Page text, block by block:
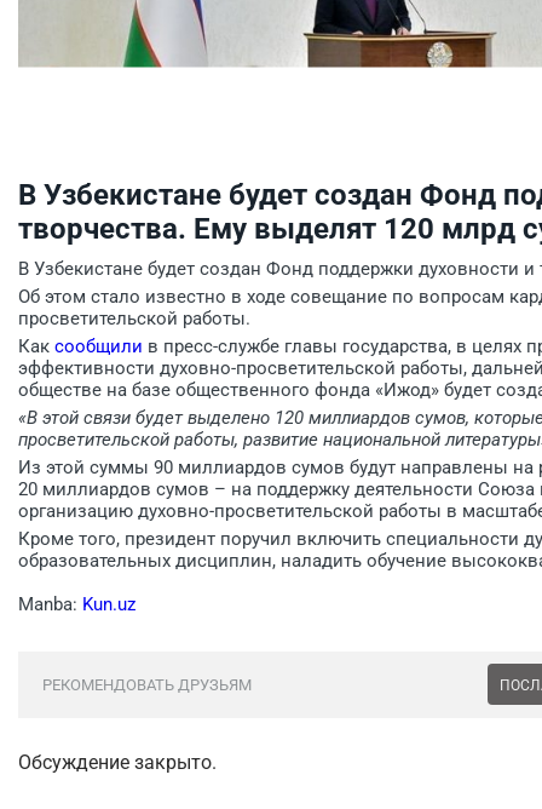
В Узбекистане будет создан Фонд
творчества. Ему выделят 120 млрд
В Узбекистане будет создан Фонд поддержки духовности и
Об этом стало известно в ходе совещание по вопросам
просветительской работы.
Как сообщили в пресс-службе главы государства, в
эффективности духовно-просветительской работы,
обществе на базе общественного фонда «Ижод» будет
«В этой связи будет выделено 120 миллиардов сумов,
просветительской работы, развитие национальной
Из этой суммы 90 миллиардов сумов будут направлены на
20 миллиардов сумов – на поддержку деятельности
организацию духовно-просветительской работы в
Кроме того, президент поручил включить специальности
образовательных дисциплин, наладить обучение
Manba: Kun.uz
РЕКОМЕНДОВАТЬ ДРУЗЬЯМ
Обсуждение закрыто.